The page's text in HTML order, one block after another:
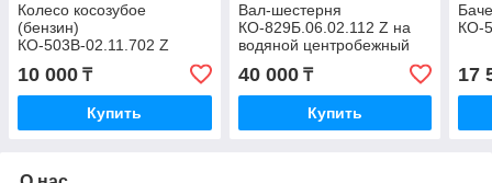
Колесо косозубое
(бензин)
КО-503В-02.11.702 Z
10 000 ₸
Купить
Вал-шестерня
КО-829Б.06.02.112 Z на
водяной центробежный
насос КО-829Б, КО-829Д
40 000₸
Купить
КО-
17